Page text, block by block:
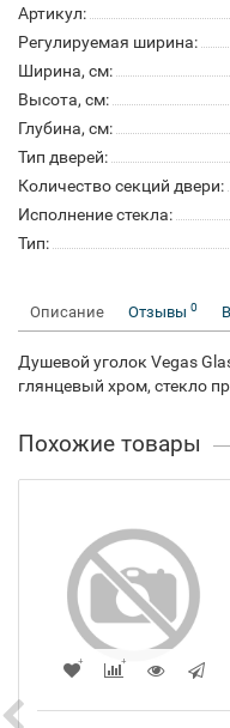
Артикул:
Регулируемая ширина:
Ширина, см:
Высота, см:
Глубина, см:
Тип дверей:
Количество секций двери:
Исполнение стекла:
Тип:
Описание Отзывы 0
Душевой уголок Vegas
глянцевый хром, стекло
Похожие товары